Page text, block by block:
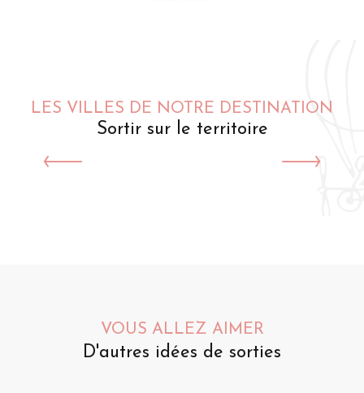
LES VILLES DE NOTRE DESTINATION
Sortir sur le territoire
VOUS ALLEZ AIMER
D'autres idées de sorties